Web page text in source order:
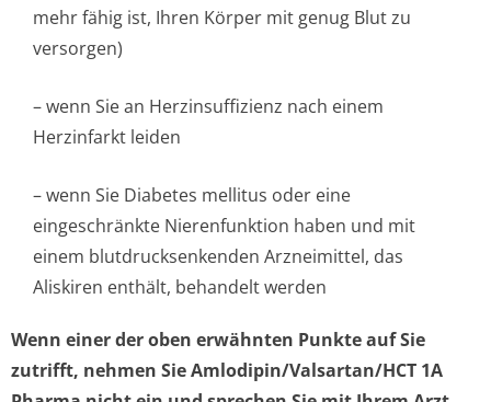
mehr fähig ist, Ihren Körper mit genug Blut zu
versorgen)
– wenn Sie an Herzinsuffizienz nach einem
Herzinfarkt leiden
– wenn Sie Diabetes mellitus oder eine
eingeschränkte Nierenfunktion haben und mit
einem blutdrucksenkenden Arzneimittel, das
Aliskiren enthält, behandelt werden
Wenn einer der oben erwähnten Punkte auf Sie
zutrifft, nehmen Sie Amlodipin/Val­sartan/HCT 1A